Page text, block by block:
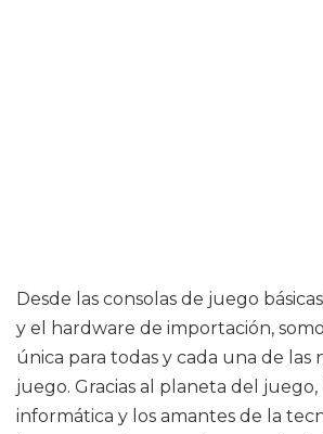
Desde las consolas de juego
y el hardware de importación,
única para todas y cada una de las
juego. Gracias al planeta del juego,
informática y los amantes de la